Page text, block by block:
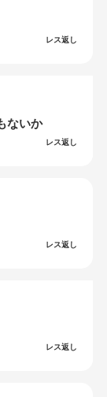
レス返し
ないか
レス返し
レス返し
レス返し